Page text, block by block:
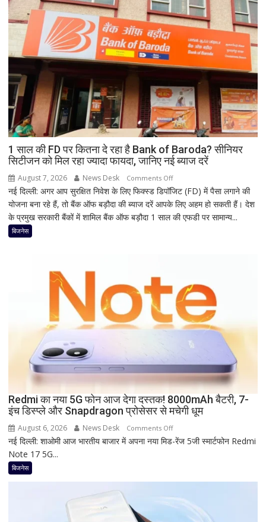
बैद्यनाथ
से
पहले
है
काली
का
श्रृंगार?
जानिए
हृदयपीठ
का
रहस्य
1 साल की FD पर कितना दे रहा है Bank of Baroda? सीनियर
सिटीजन को मिल रहा ज्यादा फायदा, जानिए नई ब्याज दरें
August 7, 2026 News Desk Comments Offon
1
साल
की
है
Bank
of
सिटीजन
को
मिल
रहा
ज्यादा
फायदा,
जानिए
नई दिल्ली: अगर आप सुरक्षित निवेश के लिए फिक्स्ड डिपॉजिट (FD) में पैसा लगाने की
योजना बना रहे हैं, तो बैंक ऑफ बड़ौदा की ब्याज दरें आपके लिए अहम हो सकती हैं। देश
के प्रमुख सरकारी बैंकों में शामिल बैंक ऑफ बड़ौदा 1 साल की एफडी पर सामान्य...
बिजनेस
Redmi का नया 5G फोन आज देगा दस्तक! 8000mAh बैटरी, 7-
इंच डिस्प्ले और Snapdragon प्रोसेसर से मचेगी धूम
August 6, 2026 News Desk Comments Offon
Redmi
नई दिल्ली: शाओमी आज भारतीय बाजार में अपना नया मिड-रेंज 5जी स्मार्टफोन Redmi
Note 17 5G...
बिजनेस